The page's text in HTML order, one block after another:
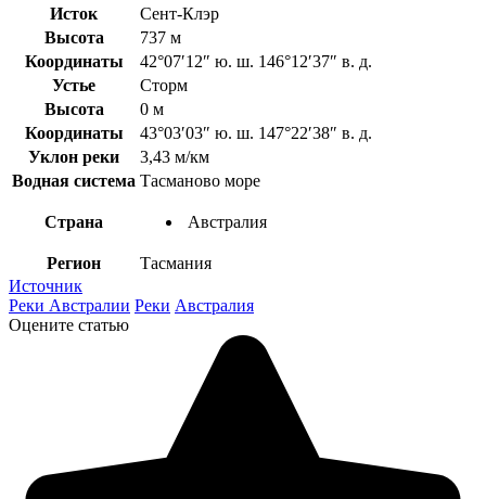
Исток
Сент-Клэр
Высота
737 м
Координаты
42°07′12″ ю. ш. 146°12′37″ в. д.
Устье
Сторм
Высота
0 м
Координаты
43°03′03″ ю. ш. 147°22′38″ в. д.
Уклон реки
3,43 м/км
Водная система Тасманово море
Страна Австралия
Регион
Тасмания
Источник
Реки Австралии Реки Австралия
Оцените статью